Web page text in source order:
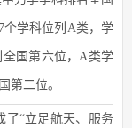
个学科位列A类，学
国第六位，A类学
第二位。
了“立足航天、服务